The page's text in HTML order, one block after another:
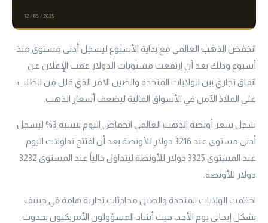
انخفض الذهب العالمي مع بداية الأسبوع ليسجل أدنى مستوى منذ
أسبوع وذلك بعد أن ارتفعت مستويات الدولار عقب الإعلان عن
اتفاق تجاري بين الولايات المتحدة والصين الامر الذي قلل من الطلب
على الملاذ الآمن في الأسواق المالية ليضعف أسعار الذهب.
سجل سعر أونصة الذهب العالمي انخفاض اليوم بنسبة 3% ليسجل
أدنى مستوى عند 3216 دولار للأونصة بعد أن افتتح تداولات اليوم
عند المستوى 3325 دولار للأونصة ليتداول حالياً عند المستوى 3232
دولار للأونصة.
اختتمت الولايات المتحدة والصين محادثات تجارية هامة في جينيف
بشكل إيجابي يوم الأحد، حيث أشاد المسؤولون الأمريكيون بحدوث